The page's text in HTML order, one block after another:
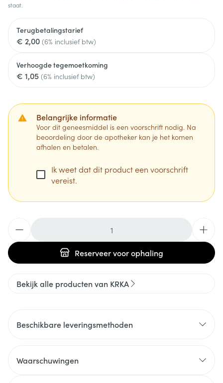
staat.
Terugbetalingstarief
€ 2,00 (6% inclusief btw)
Verhoogde tegemoetkoming
€ 1,05 (6% inclusief btw)
Belangrijke informatie
Voor dit geneesmiddel is een voorschrift nodig. Na
beoordeling door de apotheker kan je het komen
afhalen en betalen.
Ik weet dat dit product een voorschrift
vereist.
Reserveervoor ophaling
Bekijk alle producten van KRKA
Beschikbare leveringsmethoden
Waarschuwingen